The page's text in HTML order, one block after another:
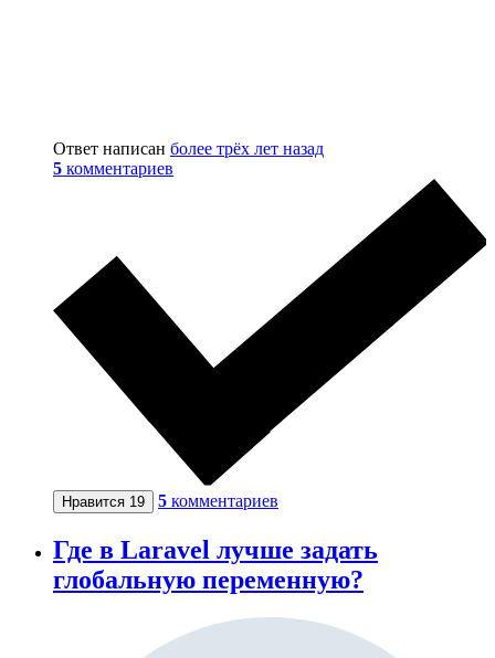
Ответ написан более трёх лет назад
5 комментариев
Нравится 19 5 комментариев
Где в Laravel лучше задать
глобальную переменную?